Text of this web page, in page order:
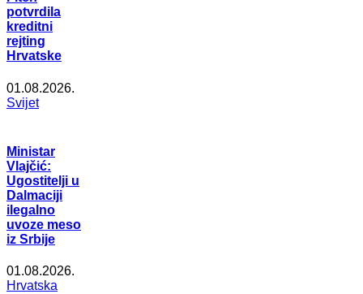
potvrdila
kreditni
rejting
Hrvatske
01.08.2026.
Svijet
Ministar
Vlajčić:
Ugostitelji u
Dalmaciji
ilegalno
uvoze meso
iz Srbije
01.08.2026.
Hrvatska